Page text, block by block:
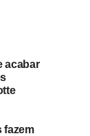
acabar
fazem